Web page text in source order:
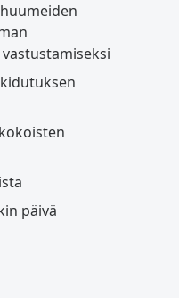
päivä